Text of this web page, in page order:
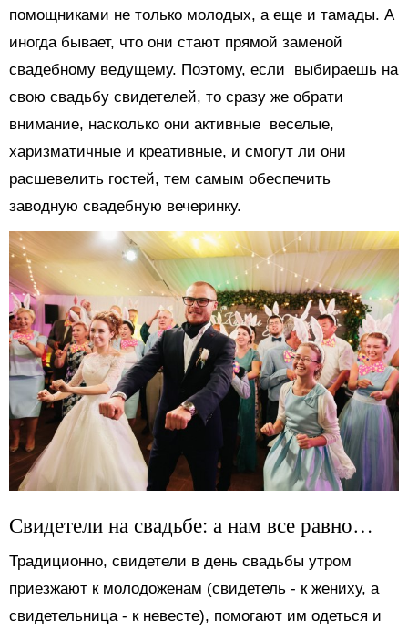
помощниками не только молодых, а еще и тамады. А
иногда бывает, что они стают прямой заменой
свадебному ведущему. Поэтому, если выбираешь на
свою свадьбу свидетелей, то сразу же обрати
внимание, насколько они активные веселые,
харизматичные и креативные, и смогут ли они
расшевелить гостей, тем самым обеспечить
заводную свадебную вечеринку.
Свидетели на свадьбе: а нам все равно…
Традиционно, свидетели в день свадьбы утром
приезжают к молодоженам (свидетель - к жениху, а
свидетельница - к невесте), помогают им одеться и